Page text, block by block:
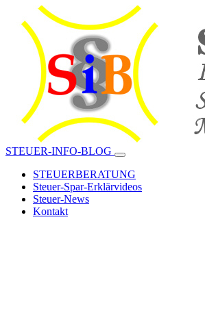
STEUER-INFO-BLOG
STEUERBERATUNG
Steuer-Spar-Erklärvideos
Steuer-News
Kontakt